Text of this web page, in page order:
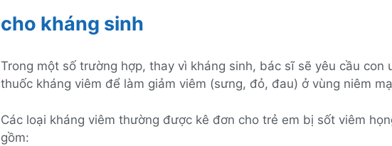
cho kháng sinh
Trong một số trường hợp, thay vì kháng sinh, bác sĩ sẽ yêu cầu con
thuốc kháng viêm để làm giảm viêm (sưng, đỏ, đau) ở vùng niêm
Các loại kháng viêm thường được kê đơn cho trẻ em bị sốt viêm
gồm: